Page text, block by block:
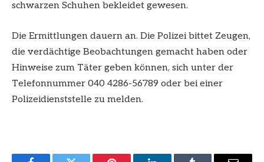
schwarzen Schuhen bekleidet gewesen.
Die Ermittlungen dauern an. Die Polizei bittet Zeugen,
die verdächtige Beobachtungen gemacht haben oder
Hinweise zum Täter geben können, sich unter der
Telefonnummer 040 4286-56789 oder bei einer
Polizeidienststelle zu melden.